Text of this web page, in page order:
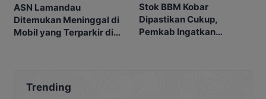
ASN Lamandau
Ditemukan Meninggal di
Mobil yang Terparkir di
Stok BBM Kobar
Dipastikan Cukup,
Pemkab Ingatkan
Trending